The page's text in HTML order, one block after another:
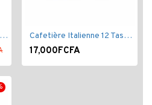
Machine à Café électrique - Noir -1.5 litres. Cafetière Italienne 12 Tasses - En Aluminium
17,000FCFA